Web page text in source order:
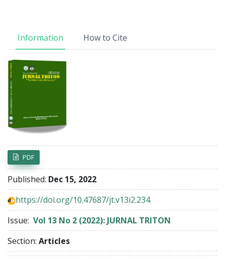
Information How to Cite
Article Sidebar
PDF
Published: Dec 15, 2022
https://doi.org/10.47687/jt.v13i2.234
Issue: Vol 13 No 2 (2022): JURNAL TRITON
Section: Articles